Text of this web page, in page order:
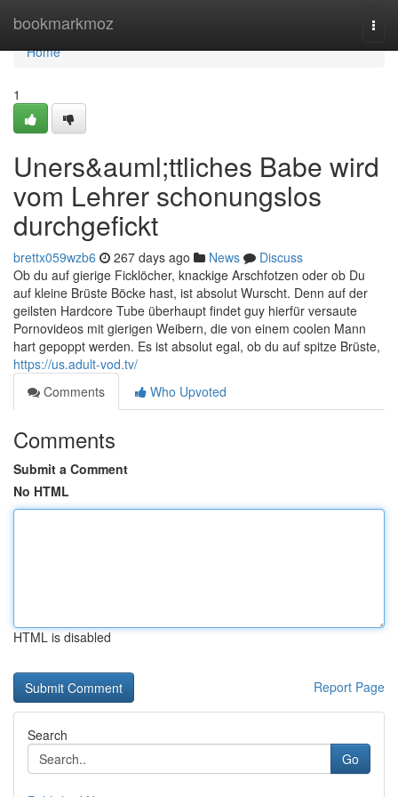
bookmarkmoz
Home
Home
1
Uners&auml;ttliches Babe wird
vom Lehrer schonungslos
durchgefickt
brettx059wzb6 267 days ago News
Discuss
Ob du auf gierige Ficklöcher, knackige Arschfotzen oder ob Du
auf kleine Brüste Böcke hast, ist absolut Wurscht. Denn auf der
geilsten Hardcore Tube überhaupt findet guy hierfür versaute
Pornovideos mit gierigen Weibern, die von einem coolen Mann
hart gepoppt werden. Es ist absolut egal, ob du auf spitze Brüste,
https://us.adult-vod.tv/
Comments
Who Upvoted
Comments
Submit a Comment
No HTML
HTML is disabled
Report Page
Search
Go